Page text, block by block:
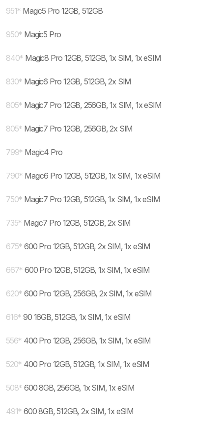
951* Magic5 Pro 12GB, 512GB
950* Magic5 Pro
840* Magic8 Pro 12GB, 512GB, 1x SIM, 1x eSIM
830* Magic6 Pro 12GB, 512GB, 2x SIM
805* Magic7 Pro 12GB, 256GB, 1x SIM, 1x eSIM
805* Magic7 Pro 12GB, 256GB, 2x SIM
799* Magic4 Pro
790* Magic6 Pro 12GB, 512GB, 1x SIM, 1x eSIM
750* Magic7 Pro 12GB, 512GB, 1x SIM, 1x eSIM
735* Magic7 Pro 12GB, 512GB, 2x SIM
675* 600 Pro 12GB, 512GB, 2x SIM, 1x eSIM
667* 600 Pro 12GB, 512GB, 1x SIM, 1x eSIM
620* 600 Pro 12GB, 256GB, 2x SIM, 1x eSIM
616* 90 16GB, 512GB, 1x SIM, 1x eSIM
556* 400 Pro 12GB, 256GB, 1x SIM, 1x eSIM
520* 400 Pro 12GB, 512GB, 1x SIM, 1x eSIM
508* 600 8GB, 256GB, 1x SIM, 1x eSIM
491* 600 8GB, 512GB, 2x SIM, 1x eSIM